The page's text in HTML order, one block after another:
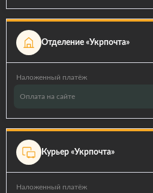
Отделение «Укрпочта»
Наложенный платёж
Оплата на сайте
Курьер «Укрпочта»
Наложенный платёж